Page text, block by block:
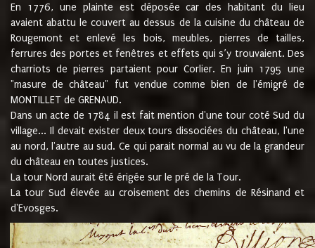
En 1776, une plainte est déposée car des habitant du lieu
avaient abattu le couvert au dessus de la cuisine du château de
Rougemont et enlevé les bois, meubles, pierres de tailles,
ferrures des portes et fenêtres et effets qui s’y trouvaient. Des
charriots de pierres partaient pour Corlier. En juin 1795 une
"masure de château" fut vendue comme bien de l'émigré de
MONTILLET de GRENAUD.
Dans un acte de 1784 il est fait mention d'une tour coté Sud du
village... Il devait exister deux tours dissociées du château, l'une
au nord, l'autre au sud. Ce qui parait normal au vu de la grandeur
du château en toutes justices.
La tour Nord aurait été érigée sur le pré de la Tour.
La tour Sud élevée au croisement des chemins de Résinand et
d'Evosges.